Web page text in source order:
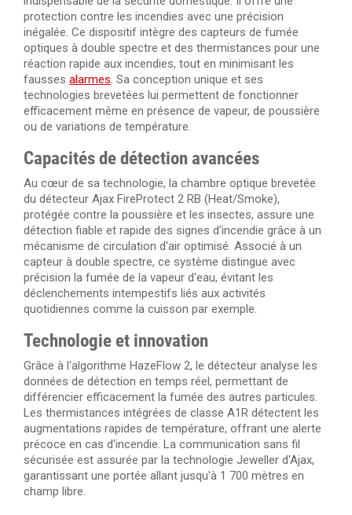
protection contre les incendies avec une précision
inégalée. Ce dispositif intègre des capteurs de fumée
optiques à double spectre et des thermistances pour une
réaction rapide aux incendies, tout en minimisant les
fausses alarmes. Sa conception unique et ses
technologies brevetées lui permettent de fonctionner
efficacement même en présence de vapeur, de poussière
ou de variations de température.
Capacités de détection avancées
Au cœur de sa technologie, la chambre optique brevetée
du détecteur Ajax FireProtect 2 RB (Heat/Smoke),
protégée contre la poussière et les insectes, assure une
détection fiable et rapide des signes d'incendie grâce à un
mécanisme de circulation d'air optimisé. Associé à un
capteur à double spectre, ce système distingue avec
précision la fumée de la vapeur d'eau, évitant les
déclenchements intempestifs liés aux activités
quotidiennes comme la cuisson par exemple.
Technologie et innovation
Grâce à l'algorithme HazeFlow 2, le détecteur analyse les
données de détection en temps réel, permettant de
différencier efficacement la fumée des autres particules.
Les thermistances intégrées de classe A1R détectent les
augmentations rapides de température, offrant une alerte
précoce en cas d'incendie. La communication sans fil
sécurisée est assurée par la technologie Jeweller d'Ajax,
garantissant une portée allant jusqu'à 1 700 mètres en
champ libre.